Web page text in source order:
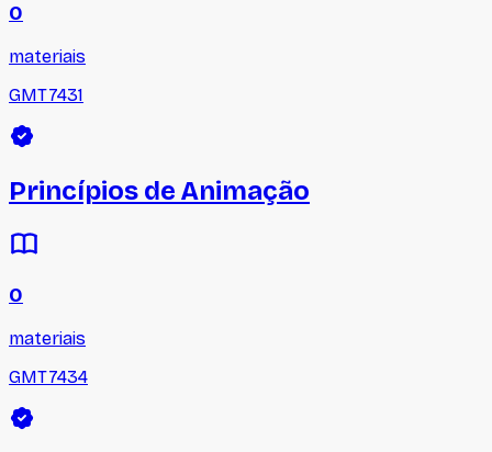
0
materiais
GMT7431
Princípios de Animação
0
materiais
GMT7434